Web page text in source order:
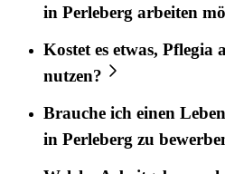
in Perleberg arbeiten
Kostet es etwas, Pflegia
nutzen?
Brauche ich einen
in Perleberg zu